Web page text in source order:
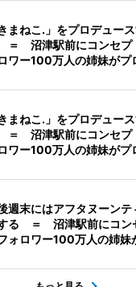
きまねこ.」をプロデュー
＝ 沼津駅前にコンセプ
ワー100万人の姉妹がプ
きまねこ.」をプロデュー
＝ 沼津駅前にコンセプ
ワー100万人の姉妹がプ
週末にはアフタヌーンテ
る ＝ 沼津駅前にコン
ォロワー100万人の姉妹